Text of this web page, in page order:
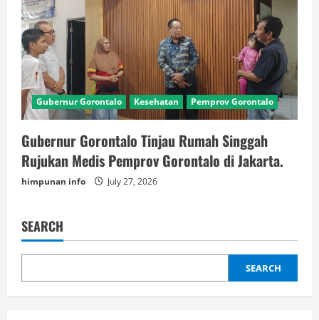
Gubernur Gorontalo Kesehatan Pemprov Gorontalo
Gubernur Gorontalo Tinjau Rumah Singgah
Rujukan Medis Pemprov Gorontalo di Jakarta.
himpunan info July 27, 2026
SEARCH
SEARCH